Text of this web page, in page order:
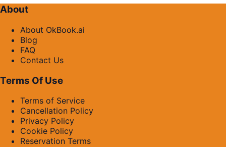
About
About OkBook.ai
Blog
FAQ
Contact Us
Terms Of Use
Terms of Service
Cancellation Policy
Privacy Policy
Cookie Policy
Reservation Terms